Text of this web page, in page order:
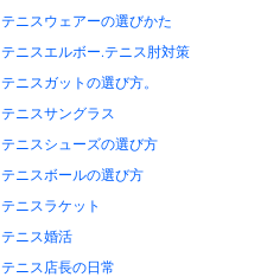
テニスウェアーの選びかた
テニスエルボー.テニス肘対策
テニスガットの選び方。
テニスサングラス
テニスシューズの選び方
テニスボールの選び方
テニスラケット
テニス婚活
テニス店長の日常